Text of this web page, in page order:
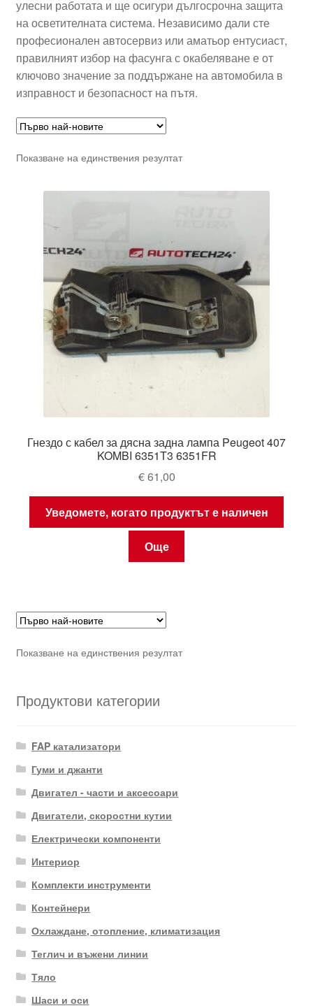
улесни работата и ще осигури дългосрочна защита
на осветителната система. Независимо дали сте
професионален автосервиз или аматьор ентусиаст,
правилният избор на фасунга с окабеляване е от
ключово значение за поддържане на автомобила в
изправност и безопасност на пътя.
Показване на единствения резултат
Гнездо с кабел за дясна задна лампа Peugeot 407
KOMBI 6351T3 6351FR
€61,00
Уведомете, когато продуктът е наличен
Още
Показване на единствения резултат
Продуктови категории
FAP катализатори
Гуми и джанти
Двигател - части и аксесоари
Двигатели, скоростни кутии
Електрически компоненти
Интериор
Комплекти инструменти
Контейнери
Охлаждане, отопление, климатизация
Теглич и въжени линии
Тяло
Шаси и оси